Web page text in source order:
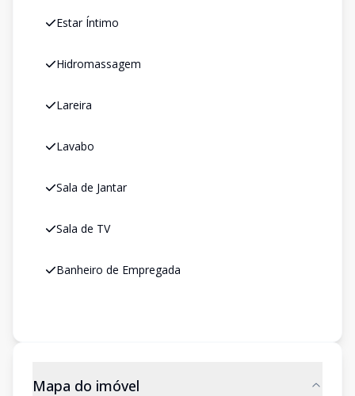
Estar Íntimo
Hidromassagem
Lareira
Lavabo
Sala de Jantar
Sala de TV
Banheiro de Empregada
Mapa do imóvel